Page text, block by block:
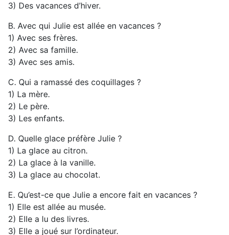
3) Des vacances d’hiver.
В. Avec qui Julie est allée en vacances ?
1) Avec ses frères.
2) Avec sa famille.
3) Avec ses amis.
С. Qui a ramassé des coquillages ?
1) La mère.
2) Le père.
3) Les enfants.
D. Quelle glace préfère Julie ?
1) La glace au citron.
2) La glace à la vanille.
3) La glace au chocolat.
E. Qu’est-ce que Julie a encore fait en vacances ?
1) Elle est allée au musée.
2) Elle a lu des livres.
3) Elle a joué sur l’ordinateur.